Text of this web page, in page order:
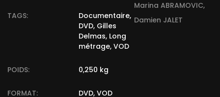
TAGS: Documentaire,
DVD, Gilles
Delmas, Long
métrage, VOD
POIDS: 0,250 kg
FORMAT: DVD, VOD
Marina ABRAMOVIC,
Damien JALET